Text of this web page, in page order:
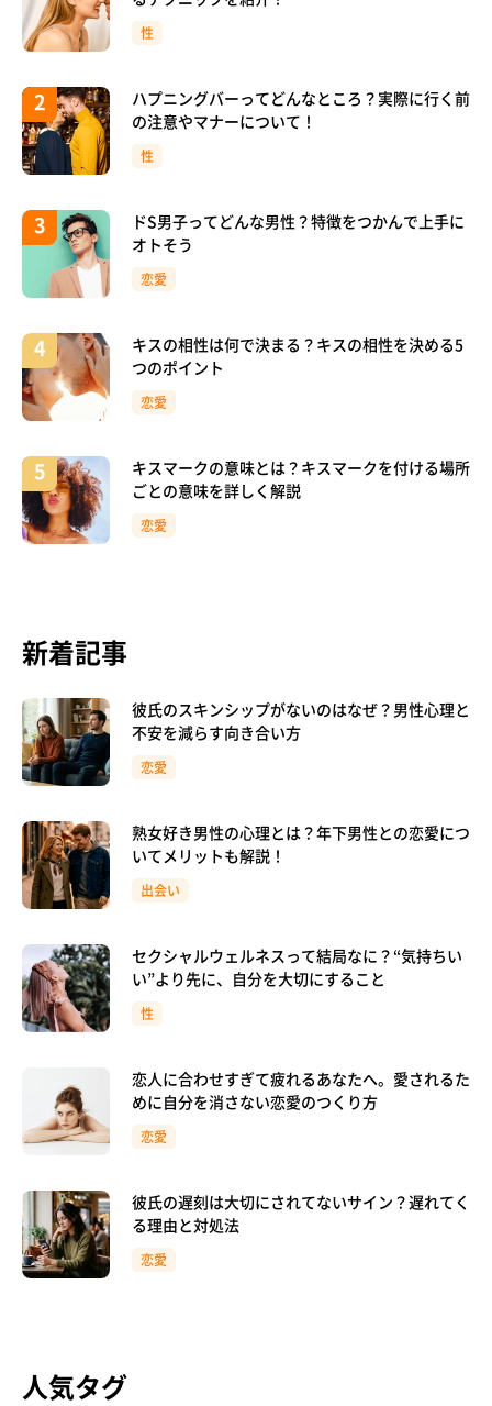
性
ハプニングバーってどんなところ？実際に行く前
の注意やマナーについて！
性
ドS男子ってどんな男性？特徴をつかんで上手に
オトそう
恋愛
キスの相性は何で決まる？キスの相性を決める5
つのポイント
恋愛
キスマークの意味とは？キスマークを付ける場所
ごとの意味を詳しく解説
恋愛
新着記事
彼氏のスキンシップがないのはなぜ？男性心理と
不安を減らす向き合い方
恋愛
熟女好き男性の心理とは？年下男性との恋愛につ
いてメリットも解説！
出会い
セクシャルウェルネスって結局なに？“気持ちい
い”より先に、自分を大切にすること
性
恋人に合わせすぎて疲れるあなたへ。愛されるた
めに自分を消さない恋愛のつくり方
恋愛
彼氏の遅刻は大切にされてないサイン？遅れてく
る理由と対処法
恋愛
人気タグ